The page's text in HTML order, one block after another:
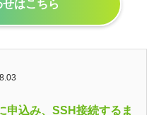
はこちら
申込み、SSH接続するま